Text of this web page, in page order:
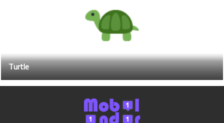
Turtle